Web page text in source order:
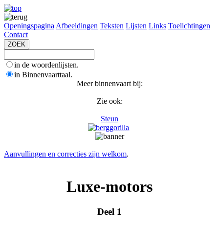
Openingspagina Afbeeldingen Teksten Lijsten Links Toelichtingen
Contact
in de woordenlijsten.
in Binnenvaarttaal.
Meer binnenvaart bij:
Zie ook:
Steun
Aanvullingen en correcties zijn welkom.
Luxe-motors
Deel 1